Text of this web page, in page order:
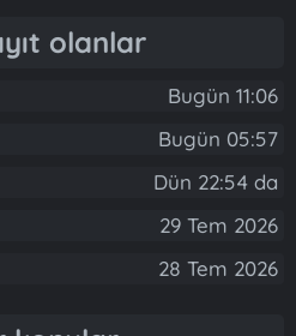
olanlar
Bugün 11:06
Bugün 05:57
Dün 22:54 da
29 Tem 2026
28 Tem 2026